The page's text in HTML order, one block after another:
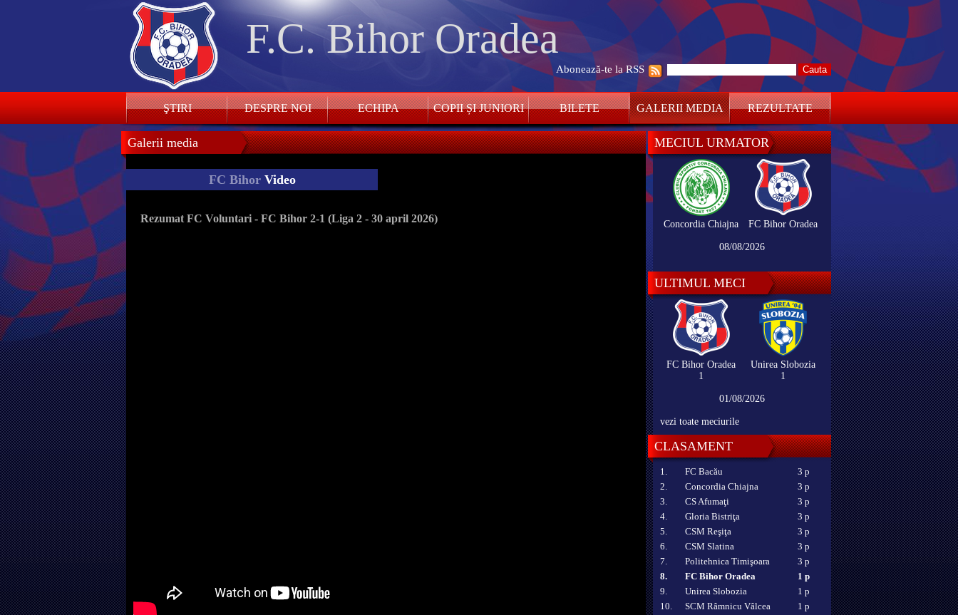
F.C. Bihor Oradea
Abonează-te la RSS
ŞTIRI DESPRE NOI ECHIPA COPII ȘI JUNIORI BILETE GALERII MEDIA REZULTATE
Galerii media
FC Bihor Video
Rezumat FC Voluntari - FC Bihor 2-1 (Liga 2 - 30 april 2026)
MECIUL URMATOR
Concordia Chiajna FC Bihor Oradea
08/08/2026
ULTIMUL MECI
FC Bihor Oradea
1
Unirea Slobozia
1
01/08/2026
vezi toate meciurile
CLASAMENT
1. FC Bacău
3 p
2.
Concordia Chiajna
3 p
3.
CS Afumaţi
3 p
4.
Gloria Bistriţa
3 p
5.
CSM Reşiţa
3 p
6.
CSM Slatina
3 p
7.
Politehnica Timişoara
3 p
8.
FC Bihor Oradea
1 p
9.
Unirea Slobozia
1 p
10.
SCM Râmnicu Vâlcea
1 p